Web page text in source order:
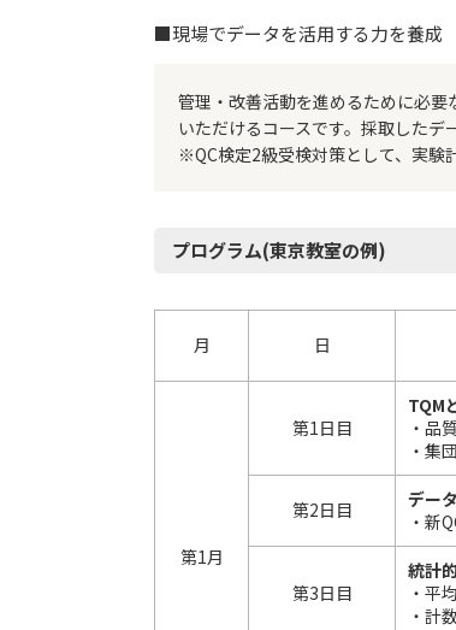
■現場でデータを活用する力を養成
管理・改善活動を進めるために必
いただけるコースです。採取したデ
※QC検定2級受検対策として、実験
プログラム(東京教室の例)
月 日
第1月
第1日目
TQM
・品
・集
第2日目
デー
・新
第3日目
統計
・平
・計